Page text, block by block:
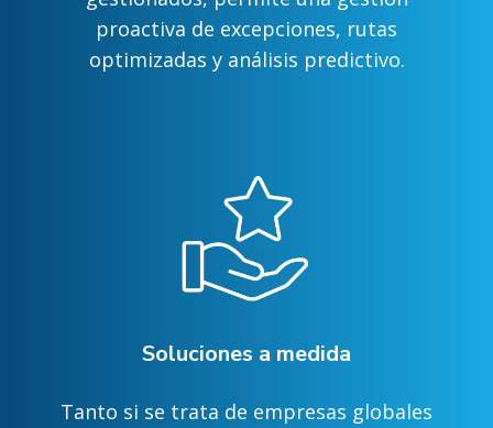
proactiva de excepciones, rutas
optimizadas y análisis predictivo.
Soluciones a medida
Tanto si se trata de empresas globales